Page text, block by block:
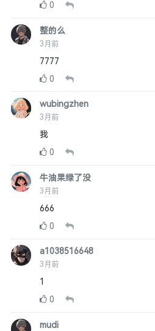
0
整的么
3月前
7777
0
wubingzhen
3月前
我
0
牛油果绿了没
3月前
666
0
a1038516648
3月前
1
0
mudi